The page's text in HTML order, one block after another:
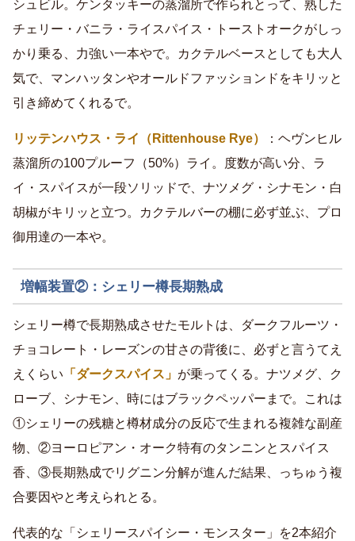
シュビル。ケンタッキーの蒸溜所で作られとって、熟した
チェリー・バニラ・ライスパイス・トーストオークがしっ
かり乗る、力強い一本やで。カクテルベースとしても大人
気で、マンハッタンやオールドファッションドをキリッと
引き締めてくれるで。
リッテンハウス・ライ（Rittenhouse Rye）
：ヘヴンヒル
蒸溜所の100プルーフ（50%）ライ。度数が高い分、ラ
イ・スパイスが一段ソリッドで、ナツメグ・シナモン・白
胡椒がキリッと立つ。カクテルバーの棚に必ず並ぶ、プロ
御用達の一本や。
増幅装置②：シェリー樽長期熟成
シェリー樽で長期熟成させたモルトは、ダークフルーツ・
チョコレート・レーズンの甘さの背後に、必ずと言うてえ
えくらい 「ダークスパイス」 が乗ってくる。ナツメグ、ク
ローブ、シナモン、時にはブラックペッパーまで。これは
①シェリーの残糖と樽材成分の反応で生まれる複雑な副産
物、②ヨーロピアン・オーク特有のタンニンとスパイス
香、③長期熟成でリグニン分解が進んだ結果、っちゅう複
合要因やと考えられとる。
代表的な「シェリースパイシー・モンスター」を2本紹介